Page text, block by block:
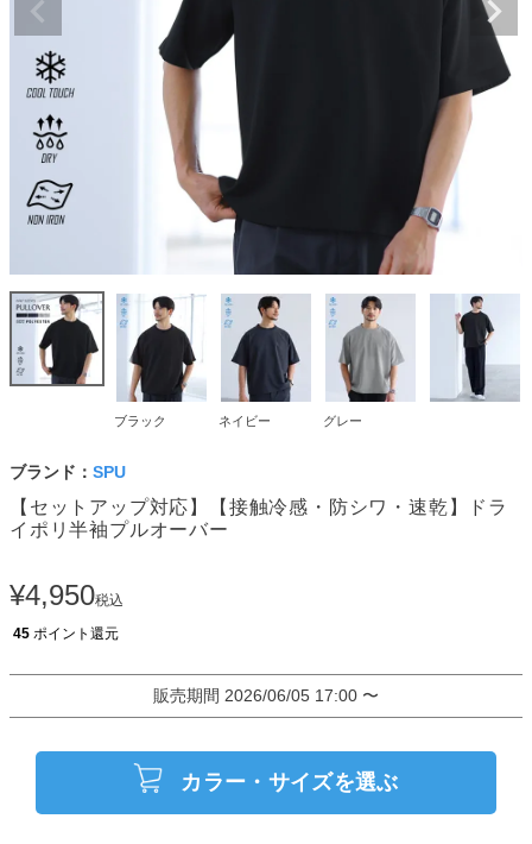
ブラック ネイビー グレー
ブランド： SPU
【セットアップ対応】【接触冷感・防シワ・速乾】ドラ
イポリ半袖プルオーバー
¥4,950税込
45 ポイント還元
販売期間 2026/06/05 17:00 〜
カラー・サイズを選ぶ